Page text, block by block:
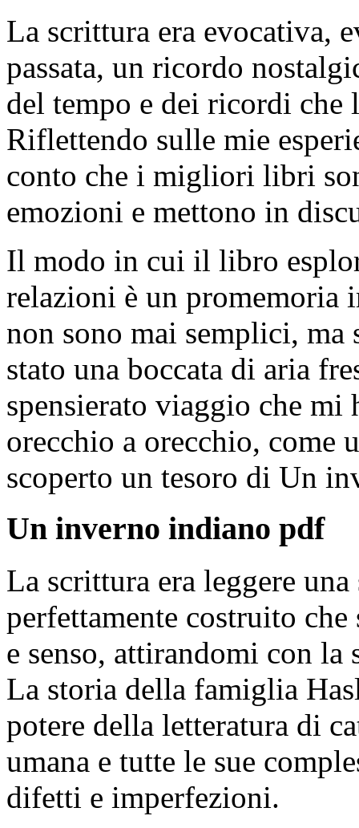
La scrittura era evocativa,
passata, un ricordo
del tempo e dei ricordi
Riflettendo sulle mie
conto che i migliori libri
emozioni e mettono in
Il modo in cui il libro
relazioni è un promemoria
non sono mai semplici, ma
stato una boccata di aria
spensierato viaggio che mi
orecchio a orecchio, come
scoperto un tesoro di Un
Un inverno indiano pdf
La scrittura era leggere
perfettamente costruito
e senso, attirandomi con la
La storia della famiglia
potere della letteratura di
umana e tutte le sue
difetti e imperfezioni.